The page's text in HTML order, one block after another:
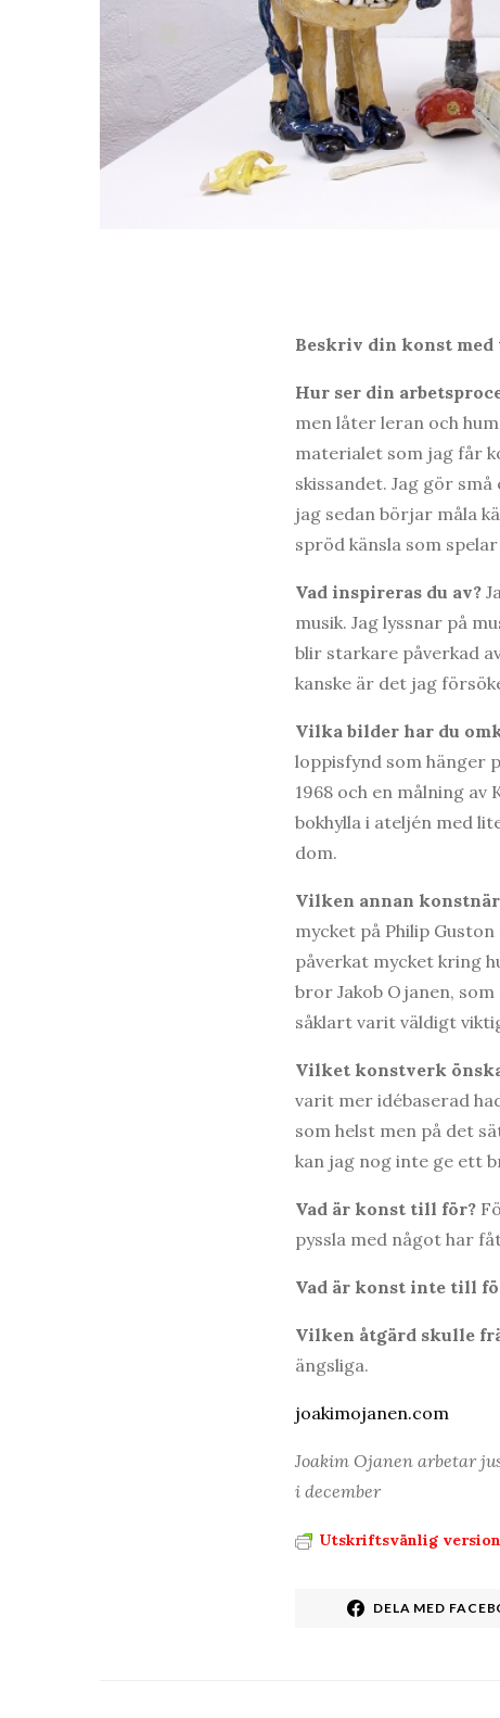
Beskriv din konst med
Hur ser din
men låter leran och
materialet som jag får
skissandet. Jag gör
jag sedan börjar måla
spröd känsla som
Vad inspireras du av?
musik. Jag lyssnar på
blir starkare påverkad
kanske är det jag
Vilka bilder har du
loppisfynd som hänger
1968 och en målning av
bokhylla i ateljén med
dom.
Vilken annan
mycket på Philip
påverkat mycket kring
bror Jakob Ojanen,
såklart varit väldigt
Vilket konstverk
varit mer idébaserad
som helst men på det
kan jag nog inte ge ett
Vad är konst till för?
pyssla med något har
Vad är konst inte till
Vilken åtgärd skulle
ängsliga.
joakimojanen.com
Joakim Ojanen arbetar
i december
Utskriftsvänlig version
DELA MED